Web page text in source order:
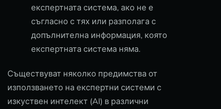
експертната система, ако не е
съгласно с тях или разполага с
допълнителна информация, която
експертната система няма.
Съществуват няколко предимства от
използването на експертни системи с
изкуствен интелект (AI) в различни